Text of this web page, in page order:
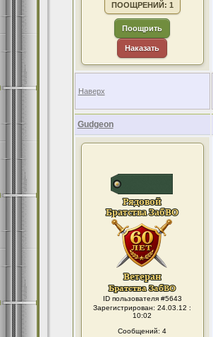
ПООЩРЕНИЙ: 1
Поощрить
Наказать
Наверх
Gudgeon
ID пользователя #5643
Зарегистрирован: 24.03.12 :
10:02
Сообщений: 4